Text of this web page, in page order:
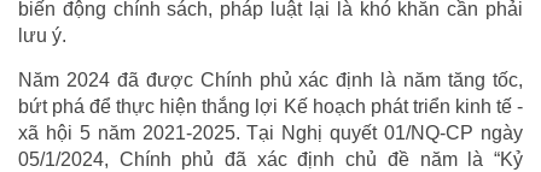
biến động chính sách, pháp luật lại là khó khăn cần phải
lưu ý.
Năm 2024 đã được Chính phủ xác định là năm tăng tốc,
bứt phá để thực hiện thắng lợi Kế hoạch phát triển kinh tế -
xã hội 5 năm 2021-2025. Tại Nghị quyết 01/NQ-CP ngày
05/1/2024, Chính phủ đã xác định chủ đề năm là “Kỷ